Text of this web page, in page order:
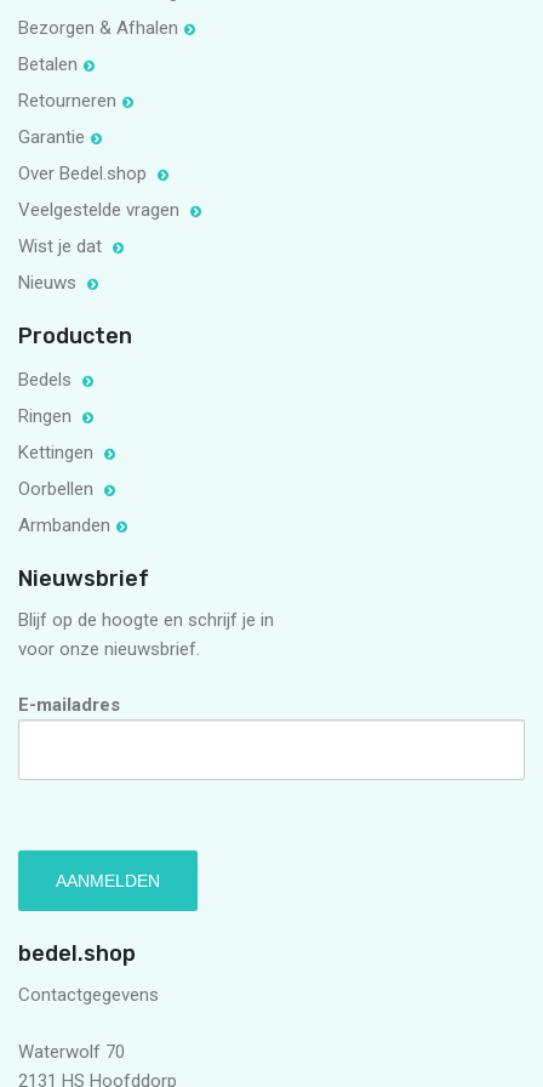
Bezorgen & Afhalen
Betalen
Retourneren
Garantie
Over Bedel.shop
Veelgestelde vragen
Wist je dat
Nieuws
Producten
Bedels
Ringen
Kettingen
Oorbellen
Armbanden
Nieuwsbrief
Blijf op de hoogte en schrijf je in
voor onze nieuwsbrief.
E-mailadres
bedel.shop
Contactgegevens
Waterwolf 70
2131 HS Hoofddorp